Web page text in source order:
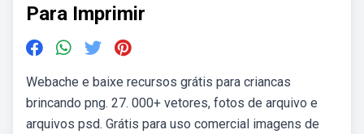
Para Imprimir
Webache e baixe recursos grátis para criancas
brincando png. 27. 000+ vetores, fotos de arquivo e
arquivos psd. Grátis para uso comercial imagens de